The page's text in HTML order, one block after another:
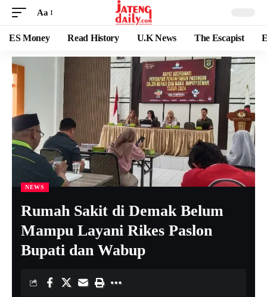
Aa
ES Money Read History U.K News The Escapist
NEWS
Rumah Sakit di Demak Belum
Mampu Layani Rikes Paslon
Bupati dan Wabup